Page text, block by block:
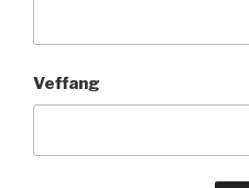
Veffang